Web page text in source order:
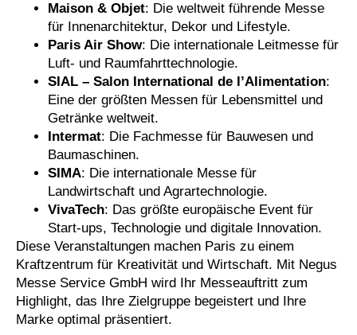
Maison & Objet: Die weltweit führende Messe
für Innenarchitektur, Dekor und Lifestyle.
Paris Air Show: Die internationale Leitmesse für
Luft- und Raumfahrttechnologie.
SIAL – Salon International de l’Alimentation:
Eine der größten Messen für Lebensmittel und
Getränke weltweit.
Intermat: Die Fachmesse für Bauwesen und
Baumaschinen.
SIMA: Die internationale Messe für
Landwirtschaft und Agrartechnologie.
VivaTech: Das größte europäische Event für
Start-ups, Technologie und digitale Innovation.
Diese Veranstaltungen machen Paris zu einem
Kraftzentrum für Kreativität und Wirtschaft. Mit Negus
Messe Service GmbH wird Ihr Messeauftritt zum
Highlight, das Ihre Zielgruppe begeistert und Ihre
Marke optimal präsentiert.